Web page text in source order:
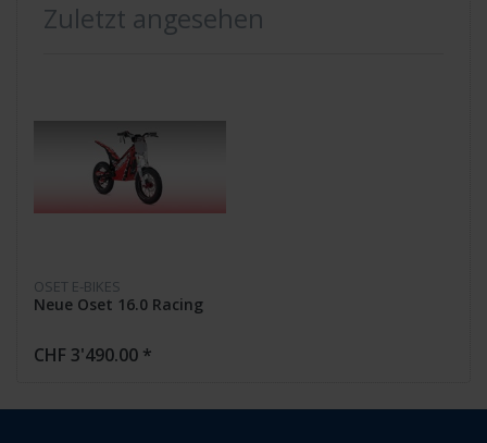
Zuletzt angesehen
OSET E-BIKES
Neue Oset 16.0 Racing
CHF 3'490.00 *